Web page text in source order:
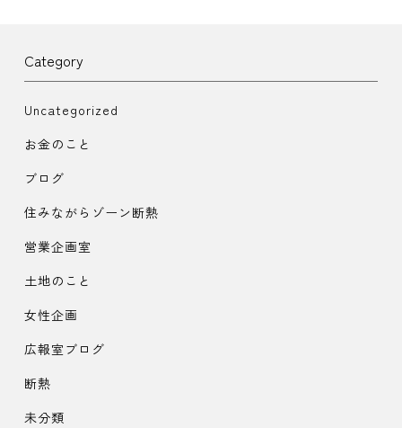
Category
Uncategorized
お金のこと
ブログ
住みながらゾーン断熱
営業企画室
土地のこと
女性企画
広報室ブログ
断熱
未分類